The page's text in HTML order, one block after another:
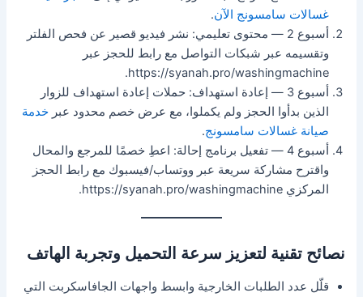
غسالات سامسونج الآن.
أسبوع 2 — محتوى تعليمي: نشر فيديو قصير عن فحص الفلتر
وتقسيمه عبر شبكات التواصل مع رابط للحجز عبر
https://syanah.pro/washingmachine.
أسبوع 3 — إعادة استهداف: حملات إعادة استهداف للزوار
الذين بدأوا الحجز ولم يكملوا، مع عرض خصم محدود عبرخدمة
صيانة غسالات سامسونج.
أسبوع 4 — تفعيل برنامج إحالة: اعطِ خصمًا للمرجع والمحال
واقترح مشاركة سريعة عبر ووتساب/فيسبوك مع رابط الحجز
المركزي https://syanah.pro/washingmachine.
نصائح تقنية لتعزيز سرعة التحميل وتجربة الهاتف
قلّل عدد الطلبات الخارجية وابسط واجهات الجافاسكربت التي